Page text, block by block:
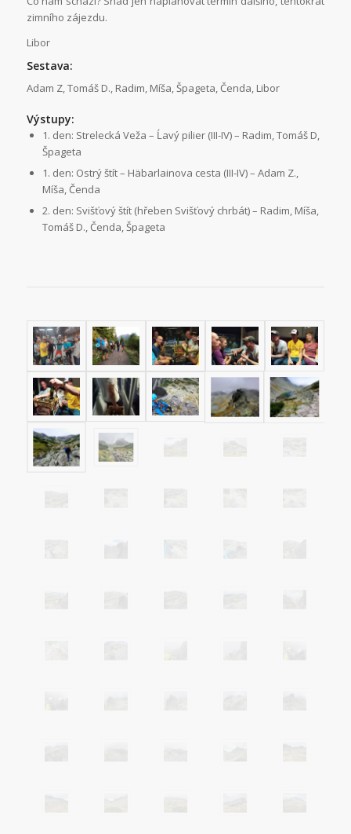
zimního zájezdu.
Libor
Sestava:
Adam Z, Tomáš D., Radim, Míša, Špageta, Čenda, Libor
Výstupy:
1. den: Strelecká Veža – Ĺavý pilier (III-IV) – Radim, Tomáš D,
Špageta
1. den: Ostrý štít – Häbarlainova cesta (III-IV) – Adam Z.,
Míša, Čenda
2. den: Svišťový štít (hřeben Svišťový chrbát) – Radim, Míša,
Tomáš D., Čenda, Špageta